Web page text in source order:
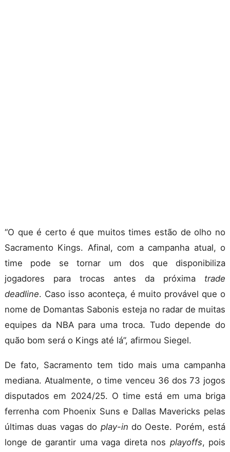
“O que é certo é que muitos times estão de olho no
Sacramento Kings. Afinal, com a campanha atual, o
time pode se tornar um dos que disponibiliza
jogadores para trocas antes da próxima trade
deadline. Caso isso aconteça, é muito provável que o
nome de Domantas Sabonis esteja no radar de muitas
equipes da NBA para uma troca. Tudo depende do
quão bom será o Kings até lá”, afirmou Siegel.
De fato, Sacramento tem tido mais uma campanha
mediana. Atualmente, o time venceu 36 dos 73 jogos
disputados em 2024/25. O time está em uma briga
ferrenha com Phoenix Suns e Dallas Mavericks pelas
últimas duas vagas do play-in do Oeste. Porém, está
longe de garantir uma vaga direta nos playoffs, pois